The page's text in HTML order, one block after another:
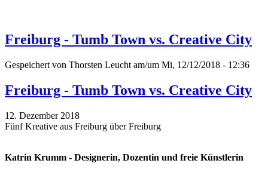
Freiburg - Tumb Town vs. Creative City
Gespeichert von Thorsten Leucht am/um Mi, 12/12/2018 - 12:36
Freiburg - Tumb Town vs. Creative City
12. Dezember 2018
Fünf Kreative aus Freiburg über Freiburg
Katrin Krumm - Designerin, Dozentin und freie Künstlerin